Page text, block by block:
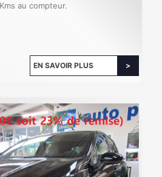
au compteur.
EN SAVOIR PLUS